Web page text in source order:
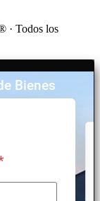
Todos los